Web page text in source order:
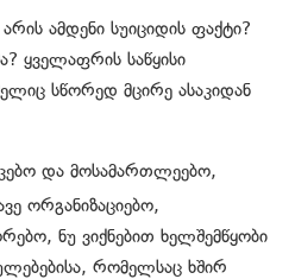
ამდენი სუიციდის ფაქტი?
ყველაფრის საწყისი
სწორედ მცირე ასაკიდან
და მოსამართლეებო,
ორგანიზაციებო,
ნუ ვიქნებით ხელშემწყობი
რომელსაც ხშირ